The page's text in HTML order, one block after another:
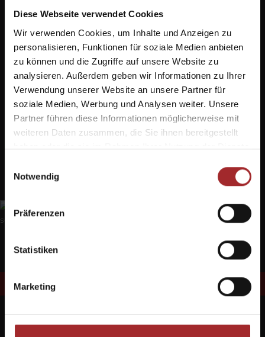
Diese Webseite verwendet Cookies
Wir verwenden Cookies, um Inhalte und Anzeigen zu
personalisieren, Funktionen für soziale Medien anbieten
zu können und die Zugriffe auf unsere Website zu
analysieren. Außerdem geben wir Informationen zu Ihrer
Verwendung unserer Website an unsere Partner für
soziale Medien, Werbung und Analysen weiter. Unsere
Partner führen diese Informationen möglicherweise mit
weiteren Daten zusammen, die Sie ihnen bereitgestellt
haben oder die sie im Rahmen Ihrer Nutzung der Dienste
Notwendig
Präferenzen
Statistiken
Marketing
Blick auf den Lang- und Plattkofel. Alle Zimmer
verfügen über zwei Bäder mit Dusche und sind
Nichtraucherzimmer.
Mehr erfahren
anfragen
Bettenlager